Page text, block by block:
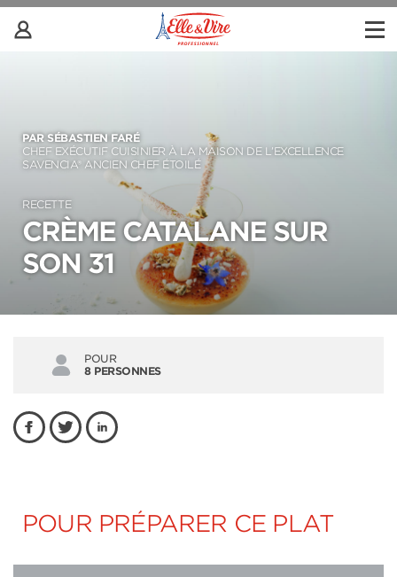
PAR SÉBASTIEN FARÉ
CHEF EXÉCUTIF CUISINIER À LA MAISON DE L’EXCELLENCE
SAVENCIA® ANCIEN CHEF ÉTOILÉ
RECETTE
CRÈME CATALANE SUR
SON 31
POUR
8 PERSONNES
POUR PRÉPARER CE PLAT